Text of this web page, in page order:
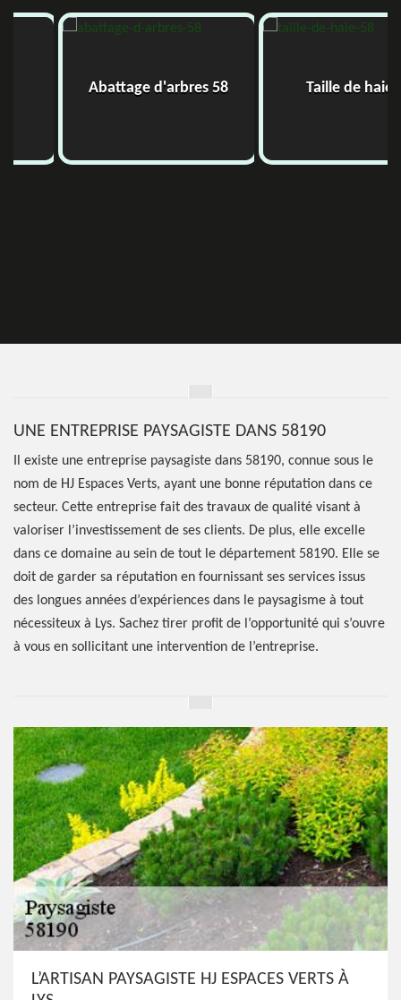
Abattage d'arbres 58 Taille de haie
UNE ENTREPRISE PAYSAGISTE DANS 58190
Il existe une entreprise paysagiste dans 58190, connue sous le
nom de HJ Espaces Verts, ayant une bonne réputation dans ce
secteur. Cette entreprise fait des travaux de qualité visant à
valoriser l’investissement de ses clients. De plus, elle excelle
dans ce domaine au sein de tout le département 58190. Elle se
doit de garder sa réputation en fournissant ses services issus
des longues années d’expériences dans le paysagisme à tout
nécessiteux à Lys. Sachez tirer profit de l’opportunité qui s’ouvre
à vous en sollicitant une intervention de l’entreprise.
L’ARTISAN PAYSAGISTE HJ ESPACES VERTS À